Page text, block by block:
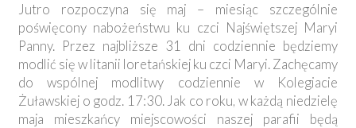
Jutro rozpoczyna się maj – miesiąc szczególnie
poświęcony nabożeństwu ku czci Najświętszej Maryi
Panny. Przez najbliższe 31 dni codziennie będziemy
modlić się w litanii loretańskiej ku czci Maryi. Zachęcamy
do wspólnej modlitwy codziennie w Kolegiacie
Żuławskiej o godz. 17:30. Jak co roku, w każdą niedzielę
maja mieszkańcy miejscowości naszej parafii będą